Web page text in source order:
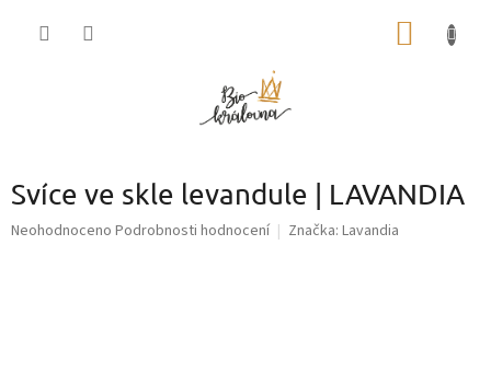
Svíce ve skle levandule | LAVANDIA
Průměrné
Neohodnoceno Podrobnosti hodnocení Značka: Lavandia